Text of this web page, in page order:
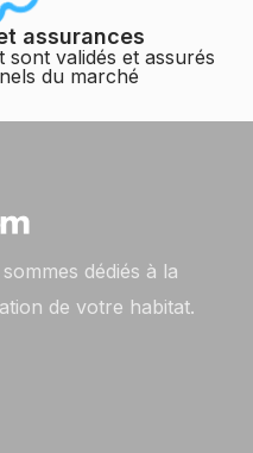
assurances
sont validés et assurés
du marché
dédiés à la
de votre habitat.